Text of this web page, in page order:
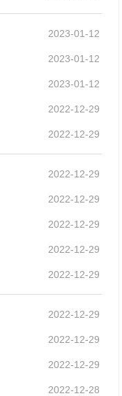
2023-01-12
2023-01-12
2023-01-12
2022-12-29
2022-12-29
2022-12-29
2022-12-29
2022-12-29
2022-12-29
2022-12-29
2022-12-29
2022-12-29
2022-12-29
2022-12-28